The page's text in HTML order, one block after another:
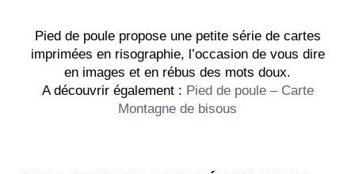
Pied de poule propose une petite série de cartes
imprimées en risographie, l’occasion de vous dire
en images et en rébus des mots doux.
A découvrir également : Pied de poule – Carte
Montagne de bisous